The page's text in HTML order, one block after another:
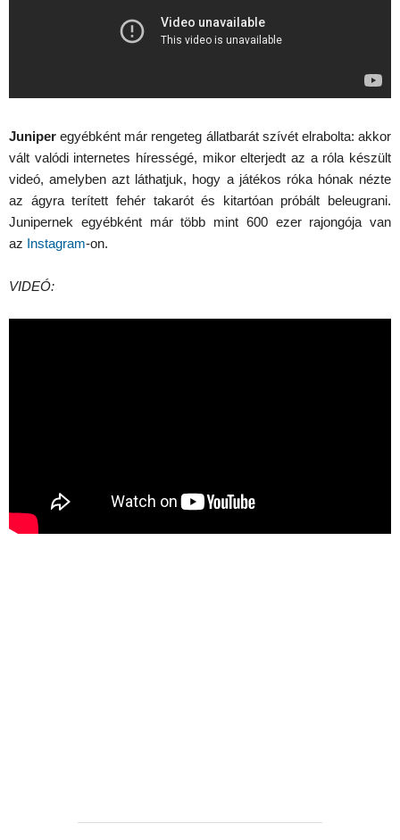
Juniper egyébként már rengeteg állatbarát szívét elrabolta: akkor
vált valódi internetes hírességé, mikor elterjedt az a róla készült
videó, amelyben azt láthatjuk, hogy a játékos róka hónak nézte
az ágyra terített fehér takarót és kitartóan próbált beleugrani.
Junipernek egyébként már több mint 600 ezer rajongója van
az Instagram-on.
VIDEÓ: